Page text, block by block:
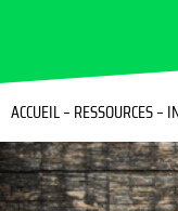
ACCUEIL– RESSOURCES–